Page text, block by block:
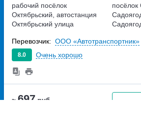
~ 697 руб.
рабочий посёлок
Октябрьский, автостанция
Октябрьский улица
посёлок
8.0 Очень хорошо
Перевозчик: ООО «Автотранспортник»